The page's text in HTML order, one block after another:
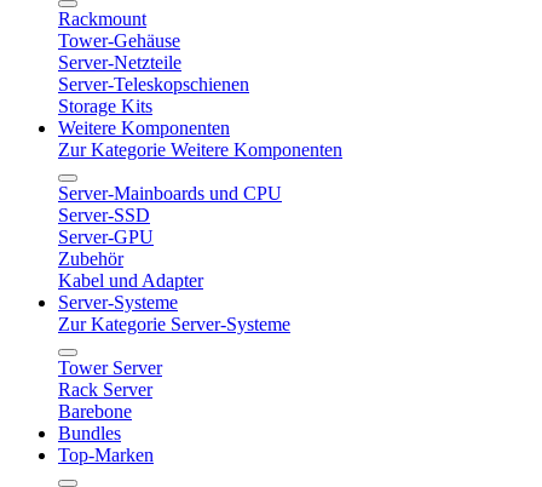
Rackmount
Tower-Gehäuse
Server-Netzteile
Server-Teleskopschienen
Storage Kits
Weitere Komponenten
Zur Kategorie Weitere Komponenten
Server-Mainboards und CPU
Server-SSD
Server-GPU
Zubehör
Kabel und Adapter
Server-Systeme
Zur Kategorie Server-Systeme
Tower Server
Rack Server
Barebone
Bundles
Top-Marken